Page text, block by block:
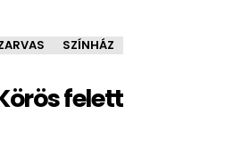
SZÍNHÁZ
felett